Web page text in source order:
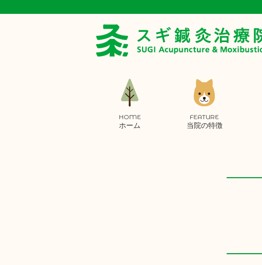
ホーム
HOME
当院の特徴
FEATURE